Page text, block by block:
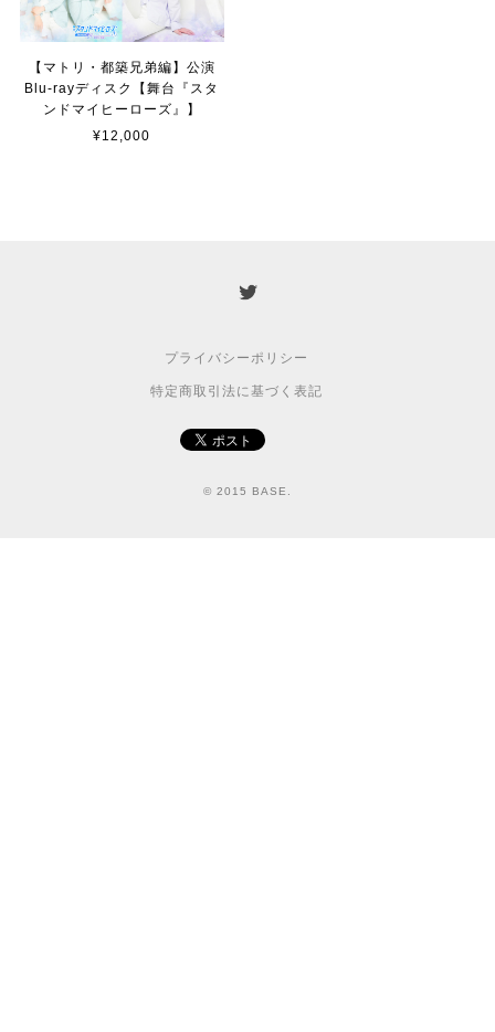
【マトリ・都築兄弟編】公演
Blu-rayディスク【舞台『スタ
ンドマイヒーローズ』】
¥12,000
プライバシーポリシー
特定商取引法に基づく表記
© 2015 BASE.